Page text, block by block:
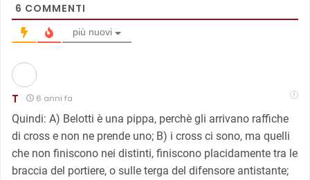
6 COMMENTI
più nuovi
T 6 anni fa
Quindi: A) Belotti è una pippa, perchè gli arrivano raffiche
di cross e non ne prende uno; B) i cross ci sono, ma quelli
che non finiscono nei distinti, finiscono placidamente tra le
braccia del portiere, o sulle terga del difensore antistante;